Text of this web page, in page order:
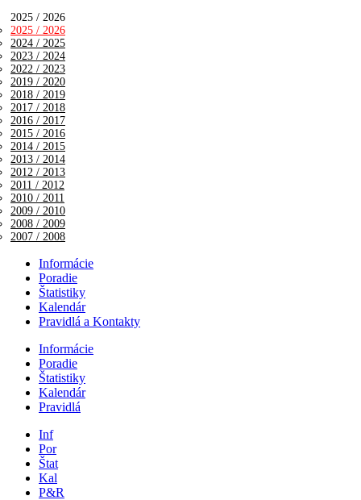
2025 / 2026
2025 / 2026
2024 / 2025
2023 / 2024
2022 / 2023
2019 / 2020
2018 / 2019
2017 / 2018
2016 / 2017
2015 / 2016
2014 / 2015
2013 / 2014
2012 / 2013
2011 / 2012
2010 / 2011
2009 / 2010
2008 / 2009
2007 / 2008
Informácie
Poradie
Štatistiky
Kalendár
Pravidlá a Kontakty
Informácie
Poradie
Štatistiky
Kalendár
Pravidlá
Inf
Por
Štat
Kal
P&R